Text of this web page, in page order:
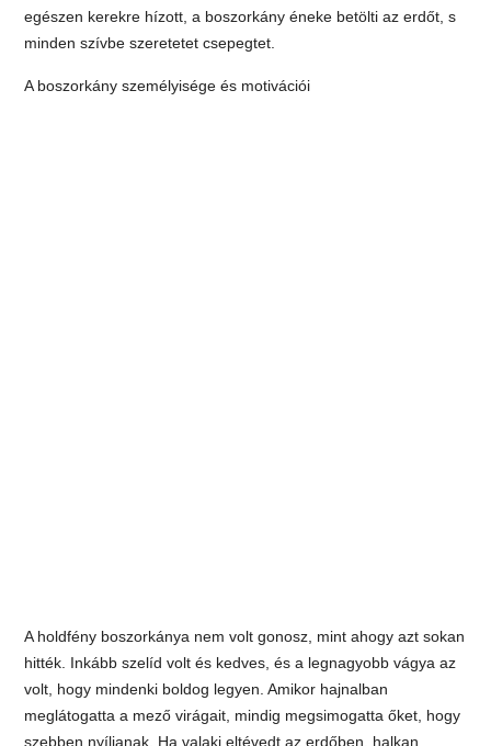
egészen kerekre hízott, a boszorkány éneke betölti az erdőt, s
minden szívbe szeretetet csepegtet.
A boszorkány személyisége és motivációi
A holdfény boszorkánya nem volt gonosz, mint ahogy azt sokan
hitték. Inkább szelíd volt és kedves, és a legnagyobb vágya az
volt, hogy mindenki boldog legyen. Amikor hajnalban
meglátogatta a mező virágait, mindig megsimogatta őket, hogy
szebben nyíljanak. Ha valaki eltévedt az erdőben, halkan